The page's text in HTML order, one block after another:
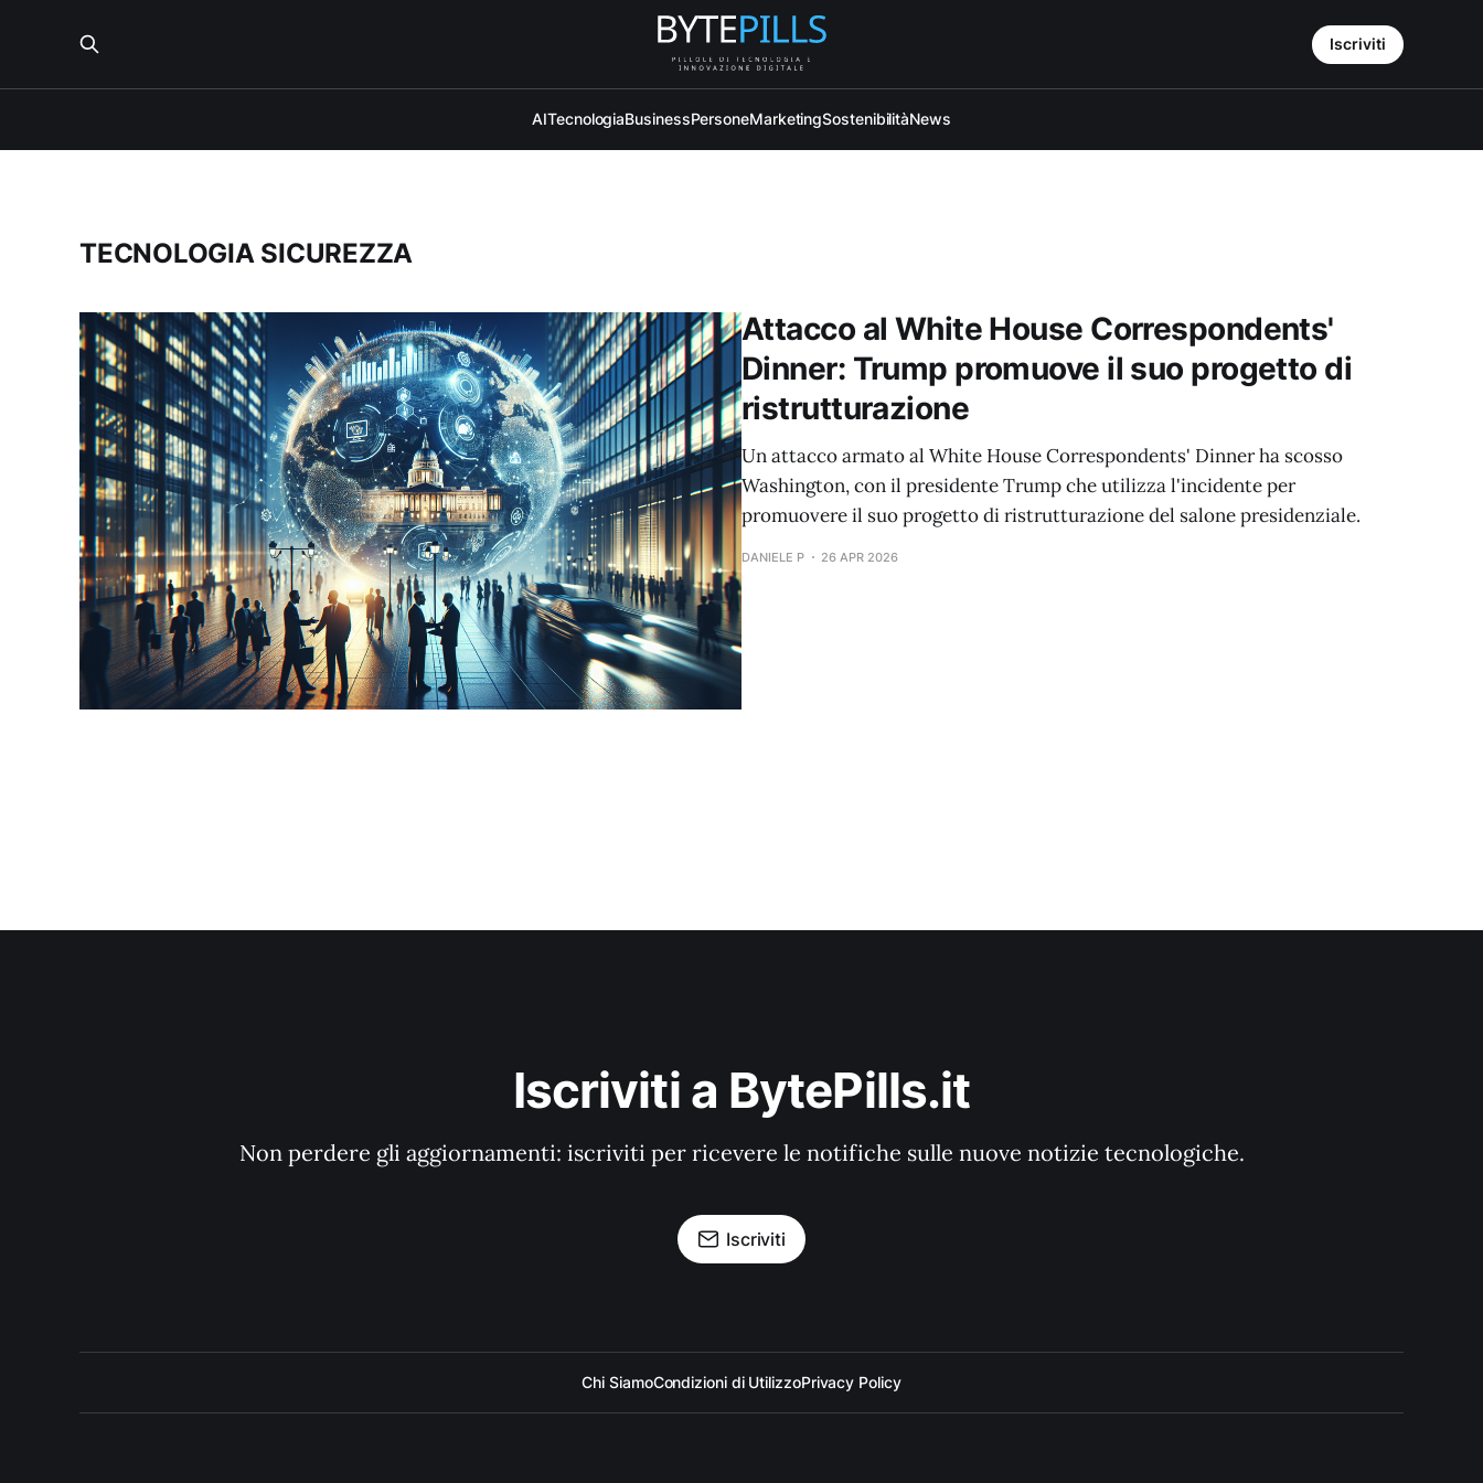
AITecnologiaBusinessPersoneMarketingSostenibilitàNews
Iscriviti
TECNOLOGIA SICUREZZA
Attacco al White House Correspondents'
Dinner: Trump promuove il suo progetto di
ristrutturazione
Un attacco armato al White House Correspondents' Dinner ha scosso
Washington, con il presidente Trump che utilizza l'incidente per
promuovere il suo progetto di ristrutturazione del salone presidenziale.
DANIELE P 26 APR 2026
Iscriviti a BytePills.it
Non perdere gli aggiornamenti: iscriviti per ricevere le notifiche sulle nuove notizie tecnologiche.
Iscriviti
Chi SiamoCondizioni di UtilizzoPrivacy Policy